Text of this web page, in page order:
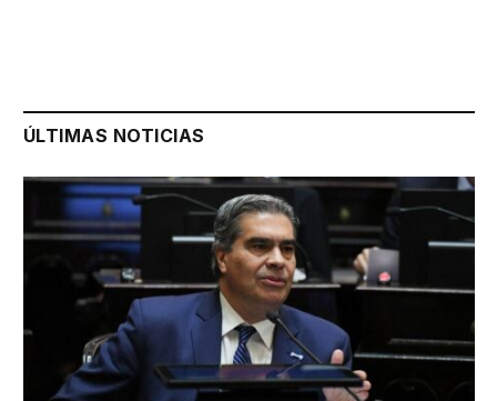
ÚLTIMAS NOTICIAS